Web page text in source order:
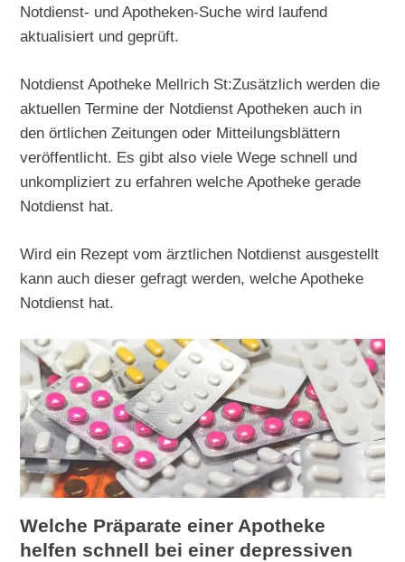
Notdienst- und Apotheken-Suche wird laufend
aktualisiert und geprüft.
Notdienst Apotheke Mellrich St:Zusätzlich werden die
aktuellen Termine der Notdienst Apotheken auch in
den örtlichen Zeitungen oder Mitteilungsblättern
veröffentlicht. Es gibt also viele Wege schnell und
unkompliziert zu erfahren welche Apotheke gerade
Notdienst hat.
Wird ein Rezept vom ärztlichen Notdienst ausgestellt
kann auch dieser gefragt werden, welche Apotheke
Notdienst hat.
Welche Präparate einer Apotheke
helfen schnell bei einer depressiven